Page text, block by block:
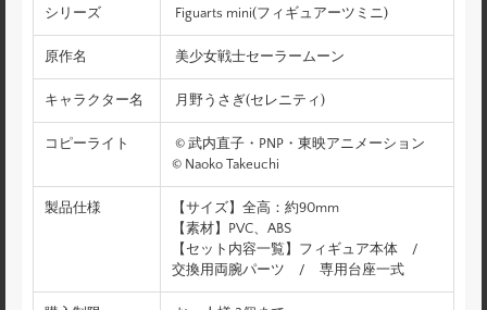
シリーズ Figuarts mini(フィギュアーツミニ)
原作名 美少女戦士セーラームーン
キャラクター名 月野うさぎ(セレニティ)
コピーライト
© 武内直子・PNP・東映アニメーション
© Naoko Takeuchi
製品仕様
【サイズ】全高：約90mm
【素材】PVC、ABS
【セット内容一覧】フィギュア本体 /
交換用両腕パーツ / 専用台座一式